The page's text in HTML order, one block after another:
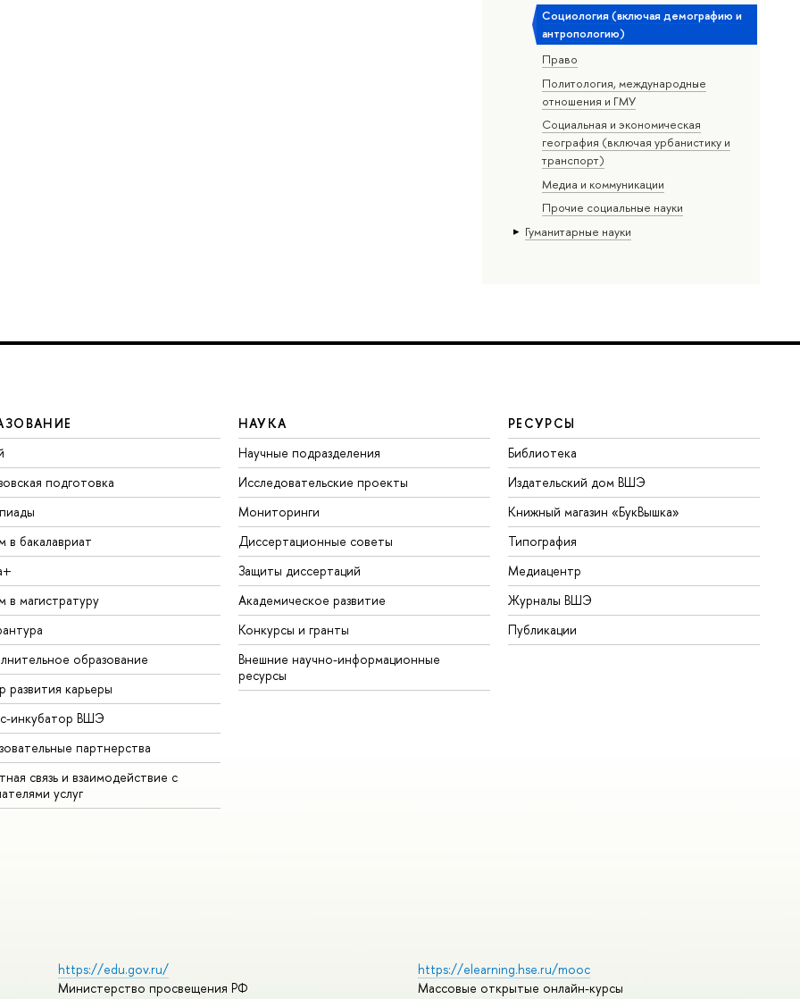
Социология (включая демографию и
антропологию)
Право
Политология, международные
отношения и ГМУ
Социальная и экономическая
география (включая урбанистику и
транспорт)
Медиа и коммуникации
Прочие социальные науки
Гуманитарные науки
подготовка
в бакалавриат
в магистратуру
образование
развития карьеры
инкубатор ВШЭ
партнерства
связь и взаимодействие с
услуг
НАУКА
Научные подразделения
Исследовательские проекты
Мониторинги
Диссертационные советы
Защиты диссертаций
Академическое развитие
Конкурсы и гранты
Внешние научно-информационные
ресурсы
РЕСУРСЫ
Библиотека
Издательский дом ВШЭ
Книжный магазин «БукВышка»
Типография
Медиацентр
Журналы ВШЭ
Публикации
https://edu.gov.ru/
Министерство просвещения РФ
https://elearning.hse.ru/mooc
Массовые открытые онлайн-курсы